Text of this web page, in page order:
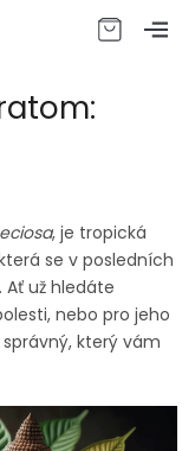
, je tropická
se v posledních
už hledáte
nebo pro jeho
který vám